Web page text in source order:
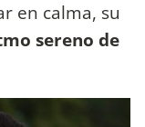
en calma, su
sereno de